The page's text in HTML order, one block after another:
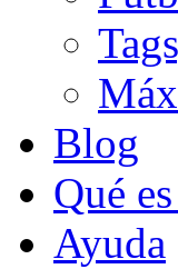
Blog
Qué
Ayuda